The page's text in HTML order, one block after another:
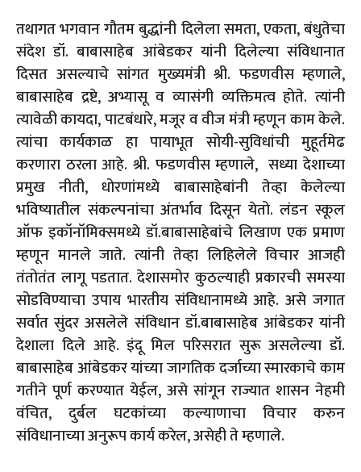
तथागत भगवान गौतम बुद्धांनी दिलेला समता, एकता, बंधुतेचा
संदेश डॉ. बाबासाहेब आंबेडकर यांनी दिलेल्या संविधानात
दिसत असल्याचे सांगत मुख्यमंत्री श्री. फडणवीस म्हणाले,
बाबासाहेब द्रष्टे, अभ्यासू व व्यासंगी व्यक्तिमत्व होते. त्यांनी
त्यावेळी कायदा, पाटबंधारे, मजूर व वीज मंत्री म्हणून काम केले.
त्यांचा कार्यकाळ हा पायाभूत सोयी-सुविधांची मुहूर्तमेढ
करणारा ठरला आहे. श्री. फडणवीस म्हणाले, सध्या देशाच्या
प्रमुख नीती, धोरणांमध्ये बाबासाहेबांनी तेव्हा केलेल्या
भविष्यातील संकल्पनांचा अंतर्भाव दिसून येतो. लंडन स्कूल
ऑफ इकॉनॉमिक्समध्ये डॉ.बाबासाहेबांचे लिखाण एक प्रमाण
म्हणून मानले जाते. त्यांनी तेव्हा लिहिलेले विचार आजही
तंतोतंत लागू पडतात. देशासमोर कुठल्याही प्रकारची समस्या
सोडविण्याचा उपाय भारतीय संविधानामध्ये आहे. असे जगात
सर्वात सुंदर असलेले संविधान डॉ.बाबासाहेब आंबेडकर यांनी
देशाला दिले आहे. इंदू मिल परिसरात सुरू असलेल्या डॉ.
बाबासाहेब आंबेडकर यांच्या जागतिक दर्जाच्या स्मारकाचे काम
गतीने पूर्ण करण्यात येईल, असे सांगून राज्यात शासन नेहमी
वंचित, दुर्बल घटकांच्या कल्याणाचा विचार करुन
संविधानाच्या अनुरूप कार्य करेल, असेही ते म्हणाले.